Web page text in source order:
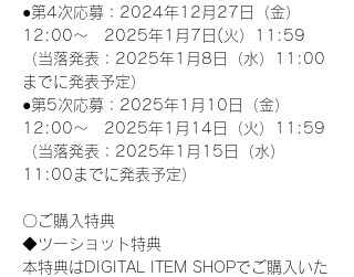
●第4次応募：2024年12月27日（金）
12:00～　2025年1月7日(火）11:59
（当落発表：2025年1月8日（水）11:00
までに発表予定）
●第5次応募：2025年1月10日（金）
12:00～　2025年1月14日（火）11:59
（当落発表：2025年1月15日（水）
11:00までに発表予定）
〇ご購入特典
◆ツーショット特典
本特典はDIGITAL ITEM SHOPでご購入いた